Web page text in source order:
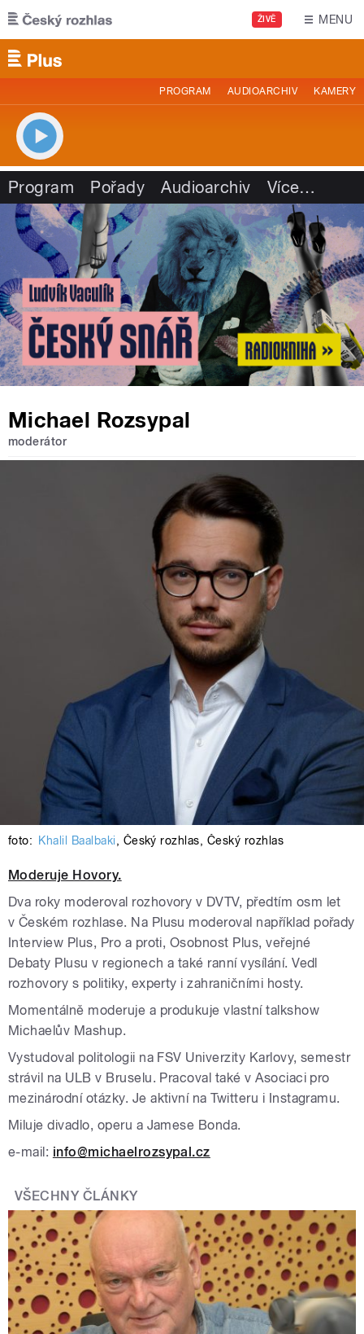
Přejít k hlavnímu obsahu
ŽIVĚ MENU
PROGRAM AUDIOARCHIV KAMERY
Program Pořady Audioarchiv Více…
Michael Rozsypal
moderátor
foto: Khalil Baalbaki, Český rozhlas, Český rozhlas
Moderuje Hovory.
Dva roky moderoval rozhovory v DVTV, předtím osm let
v Českém rozhlase. Na Plusu moderoval například pořady
Interview Plus, Pro a proti, Osobnost Plus, veřejné
Debaty Plusu v regionech a také ranní vysílání. Vedl
rozhovory s politiky, experty i zahraničními hosty.
Momentálně moderuje a produkuje vlastní talkshow
Michaelův Mashup.
Vystudoval politologii na FSV Univerzity Karlovy, semestr
strávil na ULB v Bruselu. Pracoval také v Asociaci pro
mezinárodní otázky. Je aktivní na Twitteru i Instagramu.
Miluje divadlo, operu a Jamese Bonda.
e-mail: info@michaelrozsypal.cz
VŠECHNY ČLÁNKY